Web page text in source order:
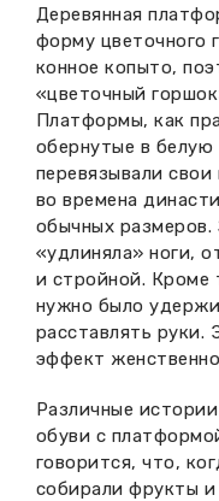
Деревянная
форму цветочного
конное копыто,
«цветочный
Платформы, как
обернутые в
перевязывали
во времена
обычных
«удлиняла» ноги,
и стройной. Кроме
нужно было
расставлять руки.
эффект
Различные
обуви с
говорится, что,
собирали фрукты